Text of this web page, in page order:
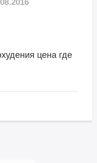
цена где